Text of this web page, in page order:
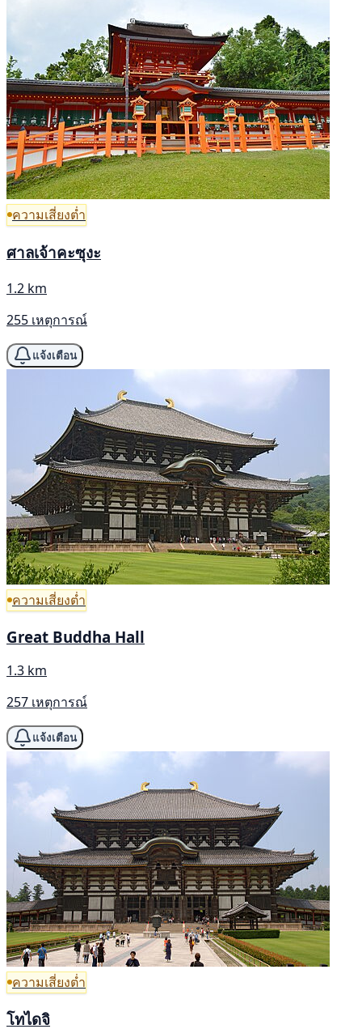
ความเสี่ยงต่ำ
ศาลเจ้าคะซุงะ
1.2 km
255 เหตุการณ์
แจ้งเตือน
ความเสี่ยงต่ำ
Great Buddha Hall
1.3 km
257 เหตุการณ์
แจ้งเตือน
ความเสี่ยงต่ำ
โทไดจิ